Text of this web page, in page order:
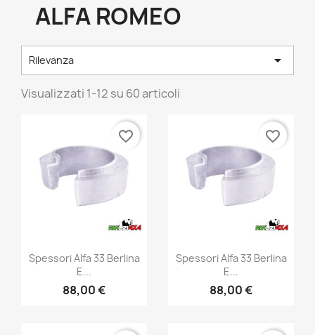
ALFA ROMEO
Rilevanza 
Visualizzati 1-12 su 60 articoli
Anteprima
Spessori Alfa 33 Berlina
E...
88,00 €
favorite_border
Anteprima
Spessori Alfa 33 Berlina
E...
88,00 €
favorite_border